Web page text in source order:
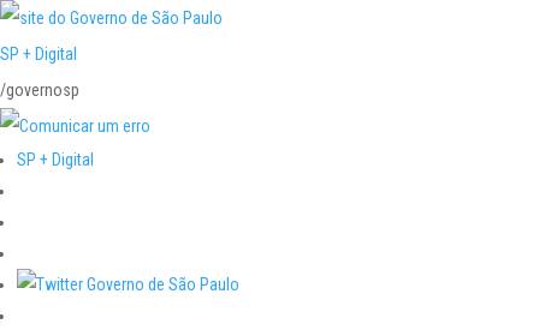
SP + Digital
/governosp
SP + Digital